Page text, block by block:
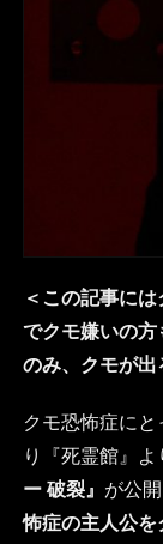
＜この記事に
でクモ嫌いの
のみ、クモが出
クモ恐怖症に
り『死霊館』
ー 破裂』 が公
怖症の主人公を